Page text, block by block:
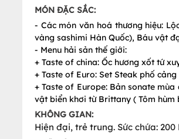
MÓN ĐẶC SẮC:
- Các món văn hoá thương hiệu:
vàng sashimi Hàn Quốc), Báu vật
- Menu hải sản thế giới:
+ Taste of china: Ốc hương xốt tứ
+ Taste of Euro: Set Steak phố
+ Taste of Europe: Bản sonate
vật biển khơi từ Brittany ( Tôm
KHÔNG GIAN:
Hiện đại, trẻ trung. Sức chứa: 200